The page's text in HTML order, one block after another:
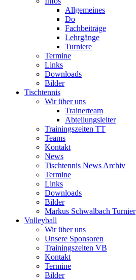
Allgemeines
Do
Fachbeiträge
Lehrgänge
Turniere
Termine
Links
Downloads
Bilder
Tischtennis
Wir über uns
Trainerteam
Abteilungsleiter
Trainingszeiten TT
Teams
Kontakt
News
Tischtennis News Archiv
Termine
Links
Downloads
Bilder
Markus Schwalbach Turnier
Volleyball
Wir über uns
Unsere Sponsoren
Trainingszeiten VB
Kontakt
Termine
Bilder